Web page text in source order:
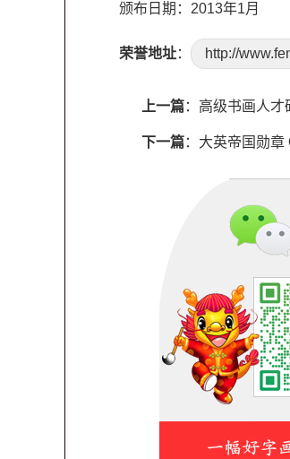
颁布日期：2013年1月
荣誉地址： http://
上一篇 ： 高级书画人才
下一篇 ： 大英帝国勋章